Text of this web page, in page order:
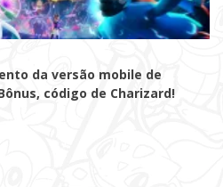
da versão mobile de
código de Charizard!